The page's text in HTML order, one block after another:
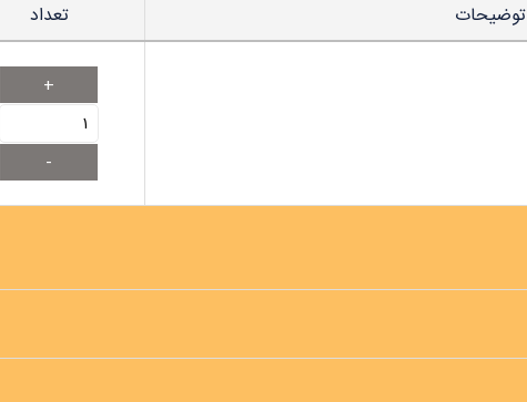
توضیحات تعداد